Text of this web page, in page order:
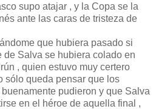
supo atajar , y la Copa se la
ante las caras de tristeza de
que hubiera pasado si
de Salva se hubiera colado en
, quien estuvo muy certero
sólo queda pensar que los
pudieron y que Salva
en el héroe de aquella final ,